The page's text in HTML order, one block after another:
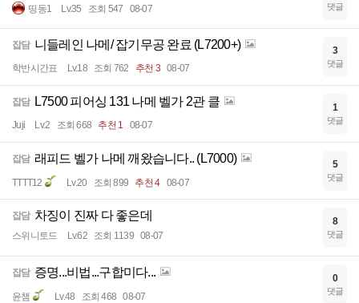
띵동1 Lv.35 조회 547 08-07 댓글
잡담 니들레인 나메/ 잡기무공 완료 (L7200+)
학반시간표 Lv.18 조회 762 추천 3 08-07
3
댓글
잡담 L7500 피어싱 131 나메 벨가 2관 클
Juji Lv.2 조회 668 추천 1 08-07
1
댓글
잡담 래피드 벨가 나메 깨왔습니다.. (L7000)
TTTT12 Lv.20 조회 899 추천 4 08-07
5
댓글
잡담 차징이 진짜 다 좋은데
스위니토드 Lv.62 조회 1139 08-07
8
댓글
잡담 증명...비법...구합미다...
윤챔 Lv.48 조회 468 08-07
0
댓글